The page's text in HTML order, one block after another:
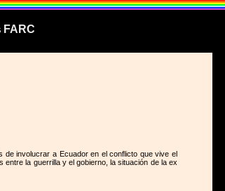
FARC
de involucrar a Ecuador en el conflicto que vive el
la guerrilla y el gobierno, la situación de la ex